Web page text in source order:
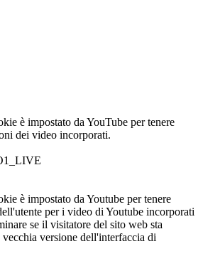
è impostato da YouTube per tenere
dei video incorporati.
è impostato da Youtube per tenere
per i video di Youtube incorporati
se il visitatore del sito web sta
versione dell'interfaccia di